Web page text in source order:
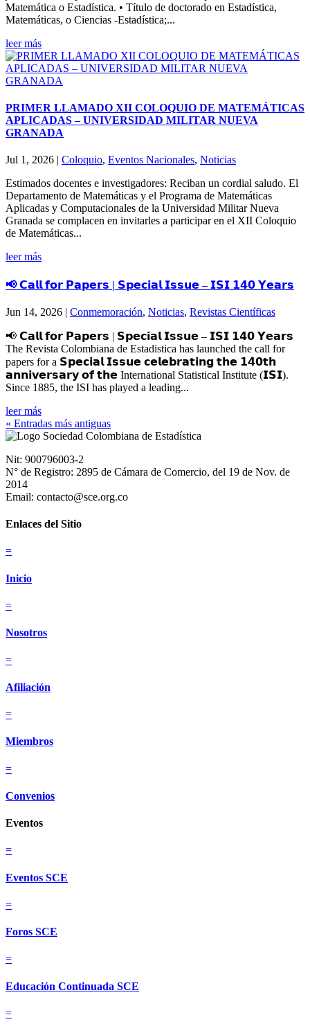
Matemática o Estadística. • Título de doctorado en Estadística,
Matemáticas, o Ciencias -Estadística;...
leer más
PRIMER LLAMADO XII COLOQUIO DE MATEMÁTICAS
APLICADAS – UNIVERSIDAD MILITAR NUEVA
GRANADA
Jul 1, 2026 | Coloquio, Eventos Nacionales, Noticias
Estimados docentes e investigadores: Reciban un cordial saludo. El
Departamento de Matemáticas y el Programa de Matemáticas
Aplicadas y Computacionales de la Universidad Militar Nueva
Granada se complacen en invitarles a participar en el XII Coloquio
de Matemáticas...
leer más
📢 𝗖𝗮𝗹𝗹 𝗳𝗼𝗿 𝗣𝗮𝗽𝗲𝗿𝘀 | 𝗦𝗽𝗲𝗰𝗶𝗮𝗹 𝗜𝘀𝘀𝘂𝗲 – 𝗜𝗦𝗜 𝟭𝟰𝟬 𝗬𝗲𝗮𝗿𝘀
Jun 14, 2026 | Conmemoración, Noticias, Revistas Científicas
📢 𝗖𝗮𝗹𝗹 𝗳𝗼𝗿 𝗣𝗮𝗽𝗲𝗿𝘀 | 𝗦𝗽𝗲𝗰𝗶𝗮𝗹 𝗜𝘀𝘀𝘂𝗲 – 𝗜𝗦𝗜 𝟭𝟰𝟬 𝗬𝗲𝗮𝗿𝘀
The Revista Colombiana de Estadistica has launched the call for
papers for a 𝗦𝗽𝗲𝗰𝗶𝗮𝗹 𝗜𝘀𝘀𝘂𝗲 𝗰𝗲𝗹𝗲𝗯𝗿𝗮𝘁𝗶𝗻𝗴 𝘁𝗵𝗲 𝟭𝟰𝟬𝘁𝗵
𝗮𝗻𝗻𝗶𝘃𝗲𝗿𝘀𝗮𝗿𝘆 𝗼𝗳 𝘁𝗵𝗲 International Statistical Institute (𝗜𝗦𝗜).
Since 1885, the ISI has played a leading...
leer más
« Entradas más antiguas
Nit: 900796003-2
N° de Registro: 2895 de Cámara de Comercio, del 19 de Nov. de
2014
Email: contacto@sce.org.co
Enlaces del Sitio
=
Inicio
=
Nosotros
=
Afiliación
=
Miembros
=
Convenios
Eventos
=
Eventos SCE
=
Foros SCE
=
Educación Continuada SCE
=